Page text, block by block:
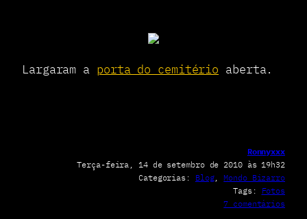
Largaram a porta do cemitério aberta.
Ronnyxxx
Terça-feira, 14 de setembro de 2010 às 19h32
Categorias: Blog, Mondo Bizarro
Tags: Fotos
7 comentários